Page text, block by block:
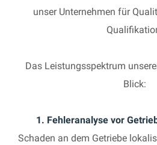
unser Unternehmen für
Das Leistungsspektrum
Blick:
1. Fehleranalyse vor
Schaden an dem Getriebe